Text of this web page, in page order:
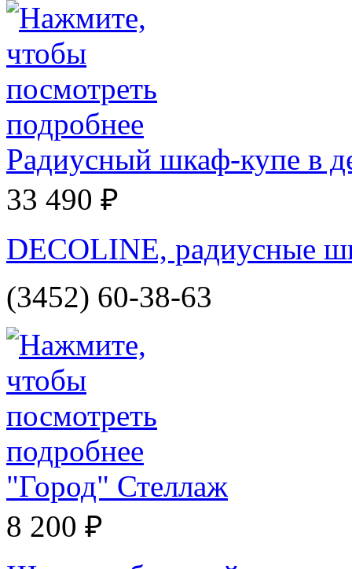
Радиусный шкаф-купе в
33 490 ₽
DECOLINE, радиусные
(3452) 60-38-63
"Город" Стеллаж
8 200 ₽